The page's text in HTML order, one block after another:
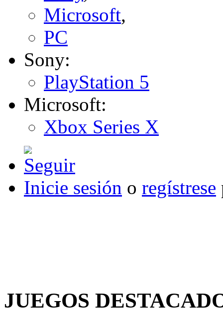
Microsoft,
PC
Sony:
PlayStation 5
Microsoft:
Xbox Series X
Inicie sesión o regístrese
JUEGOS